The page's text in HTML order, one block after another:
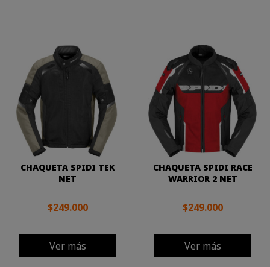
CHAQUETA SPIDI TEK
NET
$249.000
Ver más
CHAQUETA SPIDI RACE
WARRIOR 2 NET
$249.000
Ver más